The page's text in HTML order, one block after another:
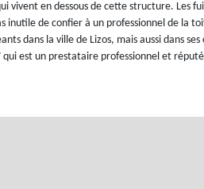
vivent en dessous de cette structure. Les
inutile de confier à un professionnel de la
dans la ville de Lizos, mais aussi dans ses
qui est un prestataire professionnel et